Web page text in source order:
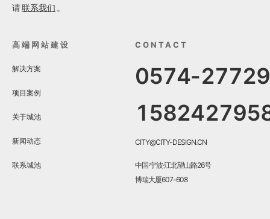
请联系我们 。
高端网站建设
解决方案
项目案例
关于城池
新闻动态
联系城池
CONTACT
0574-
CITY@CITY-DESIGN.CN
中国·宁波·江北望山路26号
博瑞大厦607-608